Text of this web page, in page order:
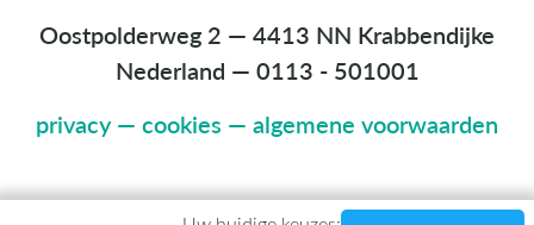
Oostpolderweg 2 — 4413 NN Krabbendijke
Nederland — 0113 - 501001
privacy— cookies — algemene voorwaarden